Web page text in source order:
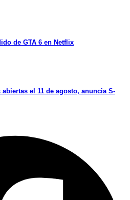
de GTA 6 en Netflix
el 11 de agosto, anuncia S-